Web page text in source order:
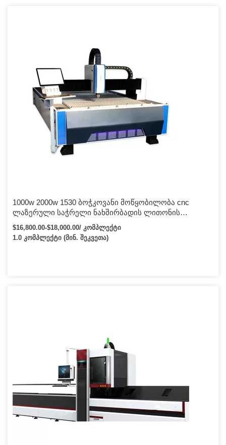
1000w 2000w 1530 ბოჭკოვანი მოწყობილობა cnc
ლაზერული საჭრელი ნახშირბადის ლითონის
ბოჭკოვანი ლაზერული საჭრელი მანქანა
$16,800.00-$18,000.00/ კომპლექტი
1.0 კომპლექტი (მინ. შეკვეთა)